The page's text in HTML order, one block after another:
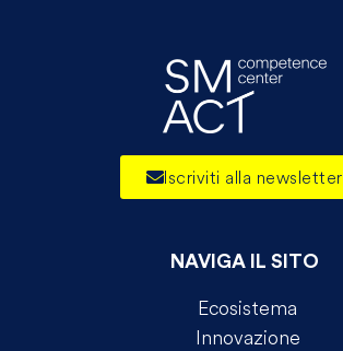
Iscriviti alla newsletter
NAVIGA IL SITO
Ecosistema
Innovazione